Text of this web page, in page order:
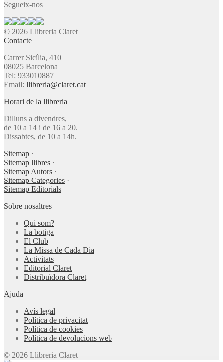
Segueix-nos
© 2026 Llibreria Claret
Contacte
Carrer Sicília, 410
08025 Barcelona
Tel: 933010887
Email: llibreria@claret.cat
Horari de la llibreria
Dilluns a divendres,
de 10 a 14 i de 16 a 20.
Dissabtes, de 10 a 14h.
Sitemap ·
Sitemap llibres ·
Sitemap Autors ·
Sitemap Categories ·
Sitemap Editorials
Sobre nosaltres
Qui som?
La botiga
El Club
La Missa de Cada Dia
Activitats
Editorial Claret
Distribuïdora Claret
Ajuda
Avís legal
Política de privacitat
Política de cookies
Política de devolucions web
© 2026 Llibreria Claret